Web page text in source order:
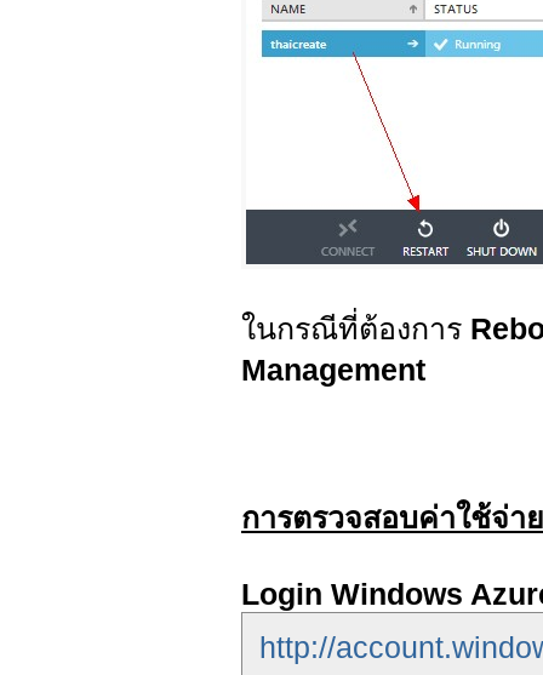
ในกรณีที่ต้องการ
Management
การตรวจสอบค่าใช้จ่าย
Login Windows
http://